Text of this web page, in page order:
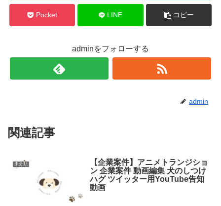
Pocket LINE コピー
adminをフォローする
admin
関連記事
未分類
【企業案件】アニメトランジショ
ン 企業案件 動画編集 犬のしつけ
ハグ ツイッター用YouTube告知
動画